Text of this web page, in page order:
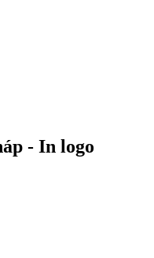
- In logo